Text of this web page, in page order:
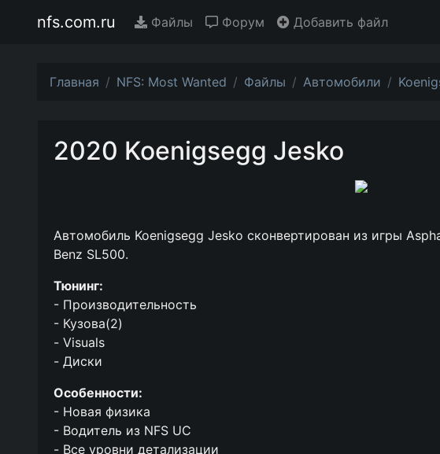
nfs.com.ru Файлы Форум Добавить файл
Главная NFS: Most Wanted Файлы Автомобили
2020 Koenigsegg Jesko
Автомобиль Koenigsegg Jesko сконвертирован из игры
Benz SL500.
Тюнинг:
- Производительность
- Кузова(2)
- Visuals
- Диски
Особенности:
- Новая физика
- Водитель из NFS UC
- Все уровни детализации